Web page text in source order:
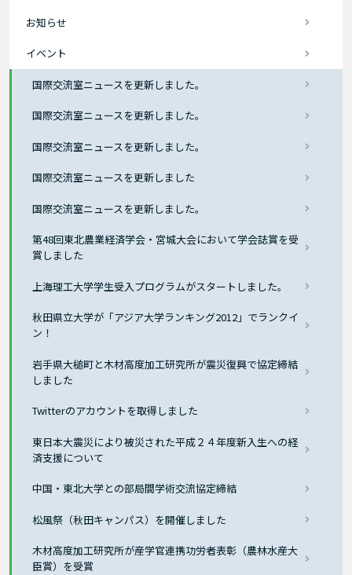
お知らせ
イベント
国際交流室ニュースを更新しました。
国際交流室ニュースを更新しました。
国際交流室ニュースを更新しました。
国際交流室ニュースを更新しました
国際交流室ニュースを更新しました。
第48回東北農業経済学会・宮城大会において学会誌賞を受
賞しました
上海理工大学学生受入プログラムがスタートしました。
秋田県立大学が「アジア大学ランキング2012」でランクイ
ン！
岩手県大槌町と木材高度加工研究所が震災復興で協定締結
しました
Twitterのアカウントを取得しました
東日本大震災により被災された平成２４年度新入生への経
済支援について
中国・東北大学との部局間学術交流協定締結
松風祭（秋田キャンパス）を開催しました
木材高度加工研究所が産学官連携功労者表彰（農林水産大
臣賞）を受賞